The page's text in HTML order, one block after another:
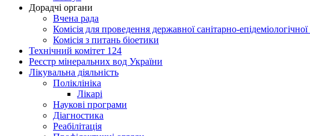
Дорадчі органи
Вчена рада
Комісія для проведення державної санітарно-
Комісія з питань біоетики
Технічний комітет 124
Реєстр мінеральних вод України
Лікувальна діяльність
Поліклініка
Лікарі
Наукові програми
Діагностика
Реабілітація